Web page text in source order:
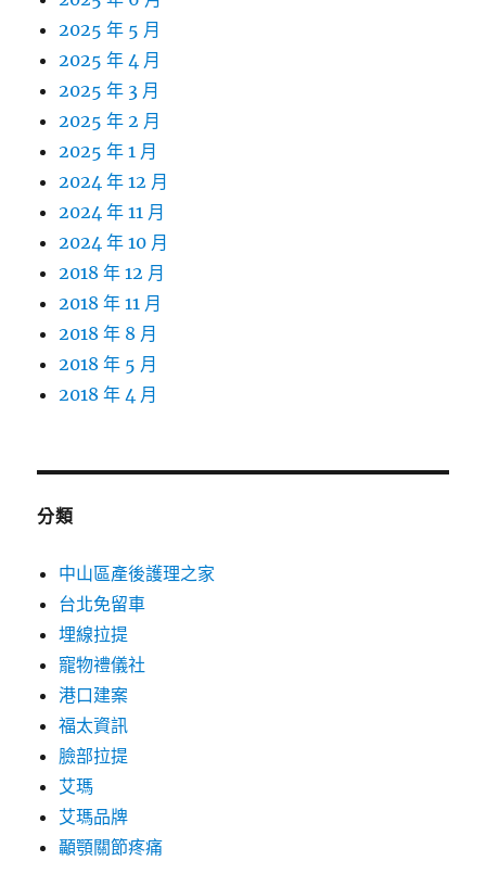
2025 年 5 月
2025 年 4 月
2025 年 3 月
2025 年 2 月
2025 年 1 月
2024 年 12 月
2024 年 11 月
2024 年 10 月
2018 年 12 月
2018 年 11 月
2018 年 8 月
2018 年 5 月
2018 年 4 月
分類
中山區產後護理之家
台北免留車
埋線拉提
寵物禮儀社
港口建案
福太資訊
臉部拉提
艾瑪
艾瑪品牌
顳顎關節疼痛